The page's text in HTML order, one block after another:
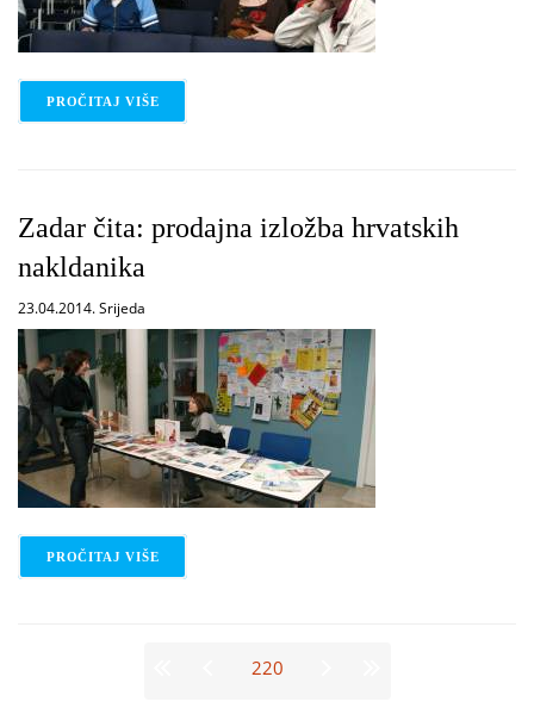
PROČITAJ VIŠE
Zadar čita: prodajna izložba hrvatskih
nakldanika
23.04.2014. Srijeda
PROČITAJ VIŠE
220